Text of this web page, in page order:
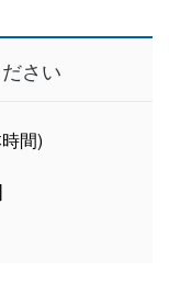
さい
間)